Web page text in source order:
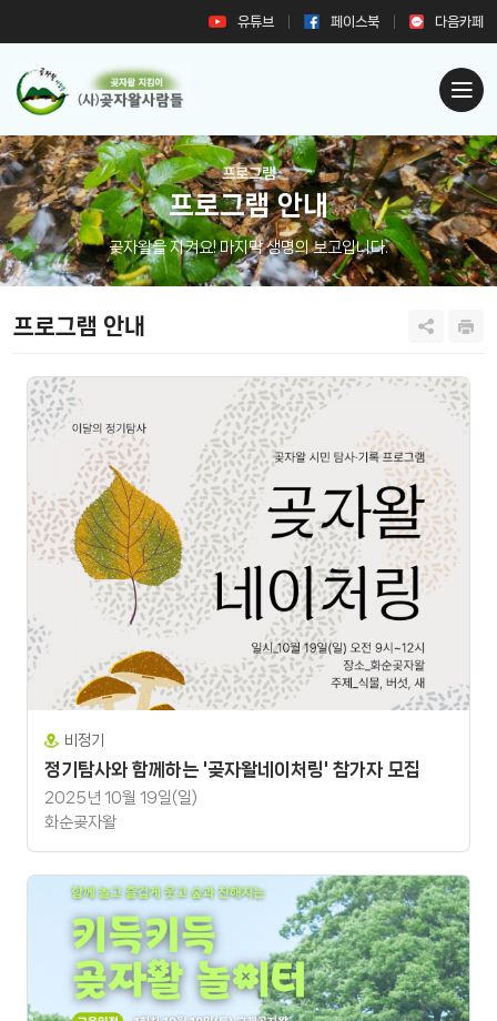
유튜브 페이스북 다음카페
프로그램
프로그램 안내
곶자왈을 지켜요! 마지막 생명의 보고입니다.
프로그램 안내
비정기
정기탐사와 함께하는 '곶자왈네이처링' 참가자 모집
2025년 10월 19일(일)
화순곶자왈